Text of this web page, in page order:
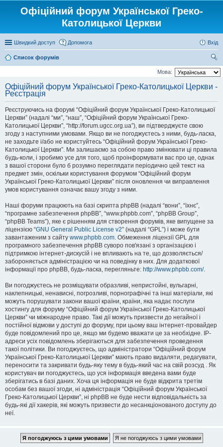
Офіційний форум Української Греко-
Католицької Церкви
Швидкий доступ Допомога Вхід
Список форумів
ош
Мова:
Офіційний форум Української Греко-Католицької Церкви -
Реєстрація
Реєструючись на форумі “Офіційний форум Української Греко-Католицької
Церкви” (надалі “ми”, “наш”, “Офіційний форум Української Греко-
Католицької Церкви”, “http://forum.ugcc.org.ua”), ви підтверджуєте свою
згоду з наступними умовами. Якщо ви не погоджуєтесь з ними, будь-ласка,
не заходьте і/або не користуйтесь “Офіційний форум Української Греко-
Католицької Церкви”. Ми залишаємо за собою право змінювати ці правила
будь-коли, і зробимо усе для того, щоб проінформувати вас про це, однак
з вашої сторони було б розумно переглядати періодично цей текст на
предмет змін, оскільки користування форумом “Офіційний форум
Української Греко-Католицької Церкви” після оновлення чи виправлення
умов користування означає вашу згоду з ними.
Наші форуми працюють на базі скрипта phpBB (надалі “вони”, “їхнє”,
“програмне забезпечення phpBB”, “www.phpbb.com”, “phpBB Group”,
“phpBB Teams”), яке є рішенням для створення форумів, яке випущене за
ліцензією “GNU General Public License v2” (надалі “GPL”) і може бути
завантаженим з сайту www.phpbb.com. Обмеження ліцензії GPL для
програмного забезпечення phpBB суворо пов'язані з організацією і
підтримкою інтернет-дискусій і не впливають на те, що дозволяється/
забороняється адміністрацією чи на поведінку в них. Для додаткової
інформації про phpBB, будь-ласка, перегляньте: http://www.phpbb.com/.
Ви погоджуєтесь не розміщувати образливі, непристойні, вульгарні,
наклепницькі, ненависні, погрозливі, порнографічні та інші матеріали, які
можуть порушувати закони вашої країни, країни, яка надає послуги
хостингу для форуму “Офіційний форум Української Греко-Католицької
Церкви” чи міжнародне право. Такі дії можуть призвести до негайної і
постійної відмови у доступі до форуму, при цьому ваш інтернет-провайдер
буде повідомлений про це, якщо ми будемо вважати це за необхідне. IP-
адреси усіх повідомлень зберігаються для забезпечення проведення
такої політики. Ви погоджуєтесь, що адміністратори “Офіційний форум
Української Греко-Католицької Церкви” мають право видаляти, редагувати,
переносити та закривати будь-яку тему в будь-який час на свій розсуд . Як
користувач ви погоджуєтесь, що уся інформація введена вами буде
зберігатись в базі даних. Хоча ця інформація не буде відкрита третім
особам без вашої згоди, ні адміністрація “Офіційний форум Української
Греко-Католицької Церкви”, ні phpBB не буде нести відповідальність за
будь-які дії хакерів, які можуть призвести до несанкціонованого доступу до
неї.